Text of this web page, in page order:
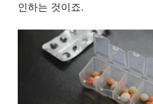
인하는 것이죠.